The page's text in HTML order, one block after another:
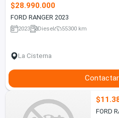
$28.990.000
FORD RANGER 2023
2023 Diesel 55300 km
La Cisterna
FORD